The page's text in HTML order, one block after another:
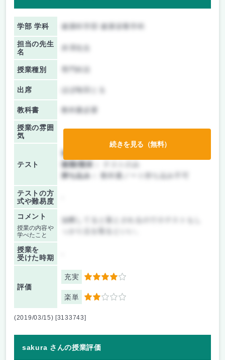
学部 学科 健康科学部 健康栄養学科
担当の先生
名
授業種別
出席 ほぼ毎回とる
教科書 教科書必要
授業の雰囲
気
テスト
前期/中間：
後期/期末：
持ち込み：
教科書ノート持ち込み不可
テストの方
式や難易度
コメント
授業の内容や
学べたこと
油断してると落とされるので小テストもし
授業を
受けた時期
評価
充実 4
楽単 2
続きを見る（無料）
(2019/03/15) [3133743]
sakura さんの授業評価